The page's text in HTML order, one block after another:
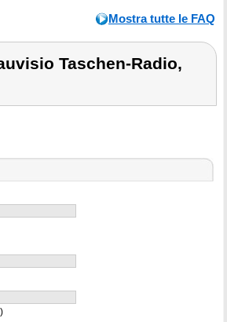
Mostra tutte le FAQ
Taschen-Radio,